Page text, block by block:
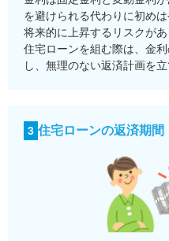
を避けられる代わりに初め
将来的に上昇するリスクがあ
住宅ローンを組む際は、金
し、無理のない返済計画を
3 住宅ローンの返済期間